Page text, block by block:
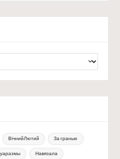
ВічнийЛютий За гранью
Навязала